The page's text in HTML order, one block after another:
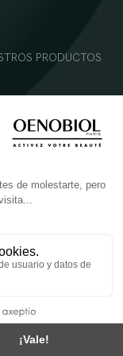
PRODUCTOS
Y LEGUMBRES AL DIA.
sano y equilibrado. Solo
antes de su uso.